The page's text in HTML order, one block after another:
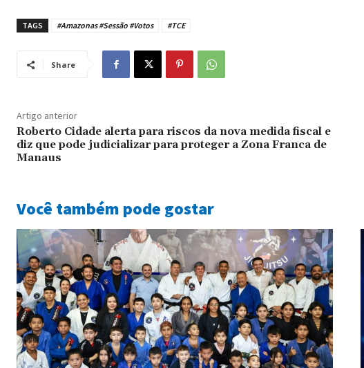
TAGS #Amazonas #Sessão #Votos #TCE
Share
Artigo anterior
Roberto Cidade alerta para riscos da nova medida fiscal e
diz que pode judicializar para proteger a Zona Franca de
Manaus
Você também pode gostar